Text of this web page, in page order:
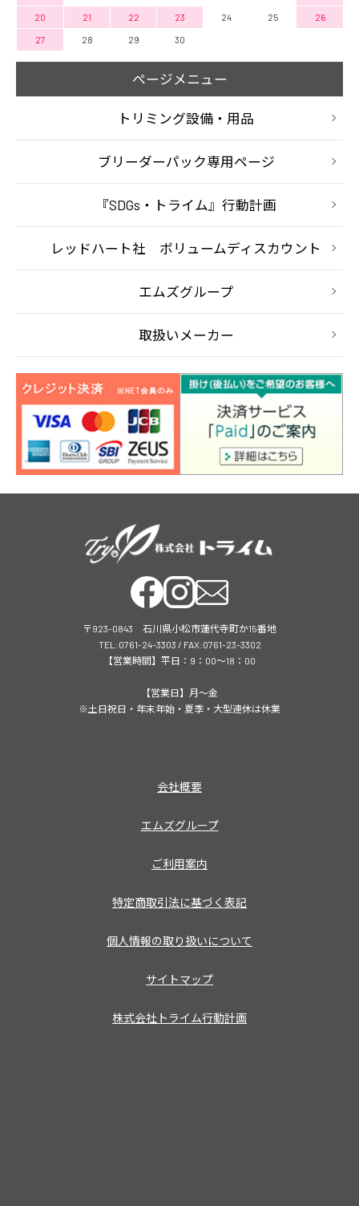
20 21 22 23 24 25 26
27 28 29 30
ページメニュー
トリミング設備・用品
ブリーダーパック専用ページ
『SDGs・トライム』行動計画
レッドハート社 ボリュームディスカウント
エムズグループ
取扱いメーカー
〒923-0843 石川県小松市蓮代寺町か15番地
TEL:0761-24-3303 / FAX:0761-23-3302
【営業時間】平日：9：00～18：00
【営業日】月～金
※土日祝日・年末年始・夏季・大型連休は休業
会社概要
エムズグループ
ご利用案内
特定商取引法に基づく表記
個人情報の取り扱いについて
サイトマップ
株式会社トライム行動計画